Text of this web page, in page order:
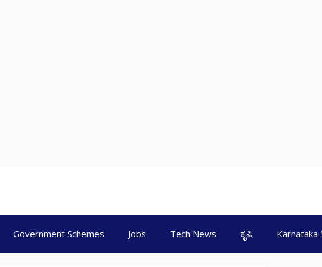
Government Schemes Jobs Tech News ಕೃಷಿ Karnataka